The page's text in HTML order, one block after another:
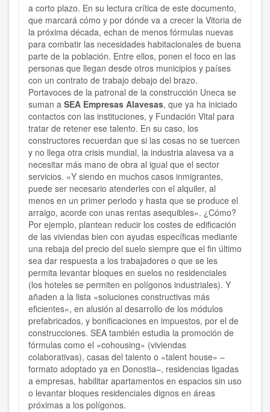
a corto plazo. En su lectura crítica de este documento,
que marcará cómo y por dónde va a crecer la Vitoria de
la próxima década, echan de menos fórmulas nuevas
para combatir las necesidades habitacionales de buena
parte de la población. Entre ellos, ponen el foco en las
personas que llegan desde otros municipios y países
con un contrato de trabajo debajo del brazo.
Portavoces de la patronal de la construcción Uneca se
suman a SEA Empresas Alavesas, que ya ha iniciado
contactos con las instituciones, y Fundación Vital para
tratar de retener ese talento. En su caso, los
constructores recuerdan que si las cosas no se tuercen
y no llega otra crisis mundial, la industria alavesa va a
necesitar más mano de obra al igual que el sector
servicios. «Y siendo en muchos casos inmigrantes,
puede ser necesario atenderles con el alquiler, al
menos en un primer periodo y hasta que se produce el
arraigo, acorde con unas rentas asequibles». ¿Cómo?
Por ejemplo, plantean reducir los costes de edificación
de las viviendas bien con ayudas específicas mediante
una rebaja del precio del suelo siempre que el fin último
sea dar respuesta a los trabajadores o que se les
permita levantar bloques en suelos no residenciales
(los hoteles se permiten en polígonos industriales). Y
añaden a la lista «soluciones constructivas más
eficientes», en alusión al desarrollo de los módulos
prefabricados, y bonificaciones en impuestos, por el de
construcciones. SEA también estudia la promoción de
fórmulas como el «cohousing» (viviendas
colaborativas), casas del talento o «talent house» –
formato adoptado ya en Donostia–, residencias ligadas
a empresas, habilitar apartamentos en espacios sin uso
o levantar bloques residenciales dignos en áreas
próximas a los polígonos.